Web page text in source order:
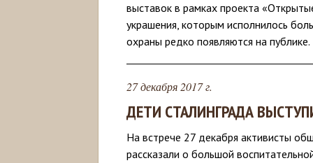
выставок в рамках проекта
украшения, которым исполнилось
охраны редко появляются на публике.
27 декабря 2017 г.
ДЕТИ СТАЛИНГРАДА
На встрече 27 декабря активисты
рассказали о большой